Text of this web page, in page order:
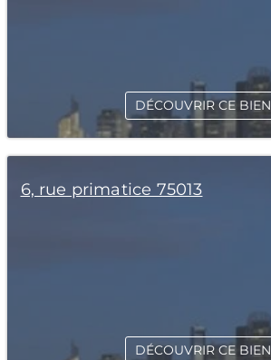
DÉCOUVRIR CE BIEN
6, rue primatice 75013
DÉCOUVRIR CE BIEN